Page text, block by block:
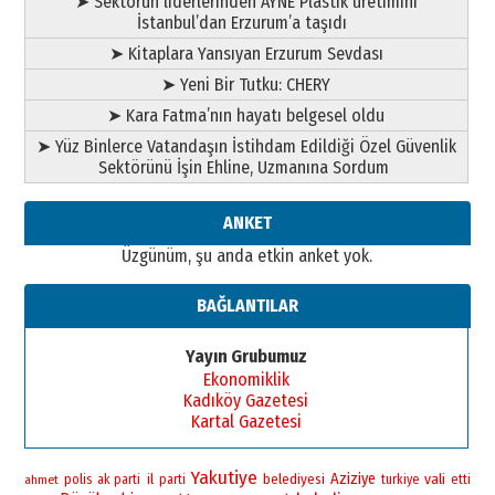
İstanbul’dan Erzurum’a taşıdı
➤ Kitaplara Yansıyan Erzurum Sevdası
➤ Yeni Bir Tutku: CHERY
➤ Kara Fatma’nın hayatı belgesel oldu
➤ Yüz Binlerce Vatandaşın İstihdam Edildiği Özel Güvenlik
Sektörünü İşin Ehline, Uzmanına Sordum
ANKET
Üzgünüm, şu anda etkin anket yok.
BAĞLANTILAR
Yayın Grubumuz
Ekonomiklik
Kadıköy Gazetesi
Kartal Gazetesi
ahmet polis ak parti il parti Yakutiye belediyesi Aziziye turkiye vali etti